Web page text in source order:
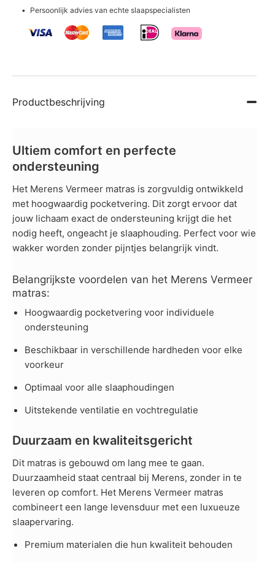
Persoonlijk advies van echte slaapspecialisten
Productbeschrijving
Ultiem comfort en perfecte
ondersteuning
Het Merens Vermeer matras is zorgvuldig ontwikkeld
met hoogwaardig pocketvering. Dit zorgt ervoor dat
jouw lichaam exact de ondersteuning krijgt die het
nodig heeft, ongeacht je slaaphouding. Perfect voor wie
wakker worden zonder pijntjes belangrijk vindt.
Belangrijkste voordelen van het Merens Vermeer
matras:
Hoogwaardig pocketvering voor individuele
ondersteuning
Beschikbaar in verschillende hardheden voor elke
voorkeur
Optimaal voor alle slaaphoudingen
Uitstekende ventilatie en vochtregulatie
Duurzaam en kwaliteitsgericht
Dit matras is gebouwd om lang mee te gaan.
Duurzaamheid staat centraal bij Merens, zonder in te
leveren op comfort. Het Merens Vermeer matras
combineert een lange levensduur met een luxueuze
slaapervaring.
Premium materialen die hun kwaliteit behouden